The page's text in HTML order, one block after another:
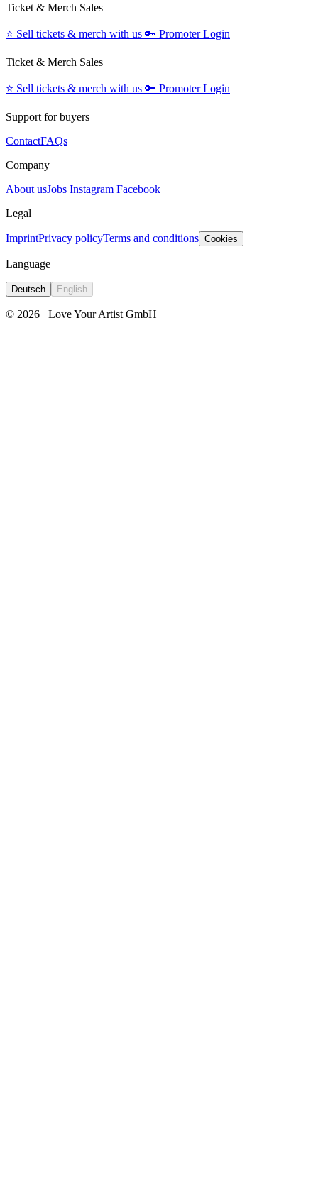
Ticket & Merch Sales
⭐️ Sell tickets & merch with us 🔑 Promoter Login
Ticket & Merch Sales
⭐️ Sell tickets & merch with us 🔑 Promoter Login
Support for buyers
ContactFAQs
Company
About usJobs Instagram Facebook
Legal
ImprintPrivacy policyTerms and conditions Cookies
Language
Deutsch English
© 2026 Love Your Artist GmbH